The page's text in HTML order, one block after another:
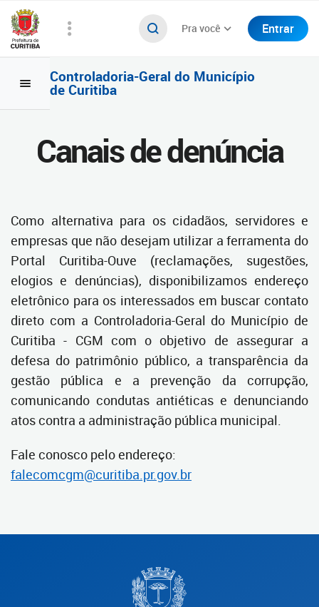
Pra você Entrar
Controladoria-Geral do Município
de Curitiba
Canais de denúncia
Como alternativa para os cidadãos, servidores e
empresas que não desejam utilizar a ferramenta do
Portal Curitiba-Ouve (reclamações, sugestões,
elogios e denúncias), disponibilizamos endereço
eletrônico para os interessados em buscar contato
direto com a Controladoria-Geral do Município de
Curitiba - CGM com o objetivo de assegurar a
defesa do patrimônio público, a transparência da
gestão pública e a prevenção da corrupção,
comunicando condutas antiéticas e denunciando
atos contra a administração pública municipal.
Fale conosco pelo endereço:
falecomcgm@curitiba.pr.gov.br